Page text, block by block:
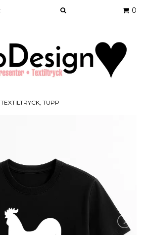
0
TEXTILTRYCK, TUPP